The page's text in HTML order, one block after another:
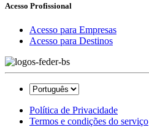
Acesso Profissional
Acesso para Empresas
Acesso para Destinos
Política de Privacidade
Termos e condições do serviço